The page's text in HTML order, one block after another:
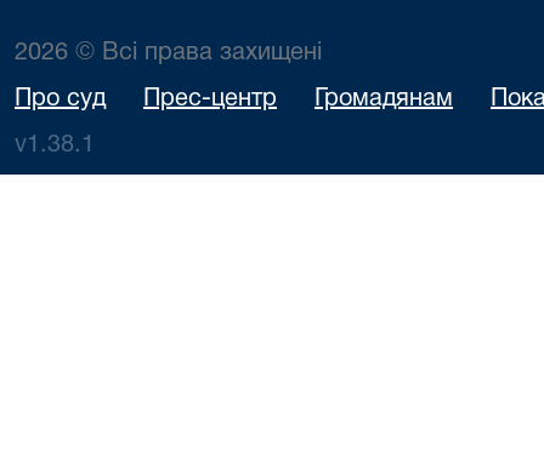
2026 © Всі права захищені
Про суд Прес-центр Громадянам
v1.38.1